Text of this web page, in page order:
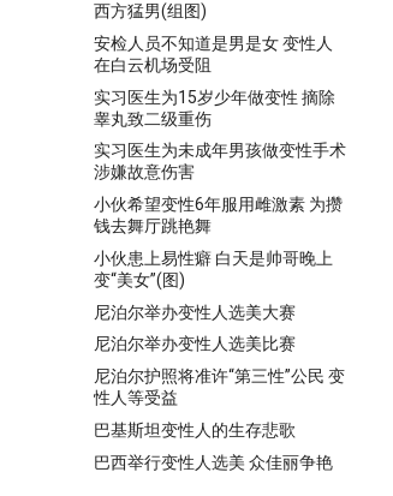
西方猛男(组图)
安检人员不知道是男是女 变性人
在白云机场受阻
实习医生为15岁少年做变性 摘除
睾丸致二级重伤
实习医生为未成年男孩做变性手术
涉嫌故意伤害
小伙希望变性6年服用雌激素 为攒
钱去舞厅跳艳舞
小伙患上易性癖 白天是帅哥晚上
变“美女”(图)
尼泊尔举办变性人选美大赛
尼泊尔举办变性人选美比赛
尼泊尔护照将准许“第三性”公民 变
性人等受益
巴基斯坦变性人的生存悲歌
巴西举行变性人选美 众佳丽争艳